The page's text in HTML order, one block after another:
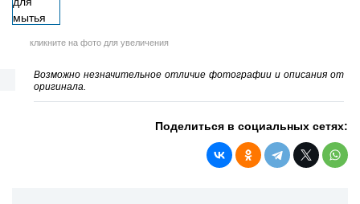
кликните на фото для увеличения
Возможно незначительное отличие фотографии и описания от
оригинала.
Поделиться в социальных сетях: